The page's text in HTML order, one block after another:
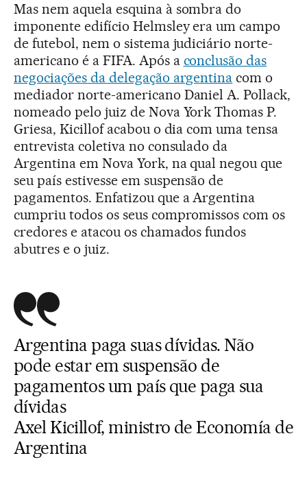
Mas nem aquela esquina à sombra do
imponente edifício Helmsley era um campo
de futebol, nem o sistema judiciário norte-
americano é a FIFA. Após a conclusão das
negociações da delegação argentina com o
mediador norte-americano Daniel A. Pollack,
nomeado pelo juiz de Nova York Thomas P.
Griesa, Kicillof acabou o dia com uma tensa
entrevista coletiva no consulado da
Argentina em Nova York, na qual negou que
seu país estivesse em suspensão de
pagamentos. Enfatizou que a Argentina
cumpriu todos os seus compromissos com os
credores e atacou os chamados fundos
abutres e o juiz.
Argentina paga suas dívidas. Não
pode estar em suspensão de
pagamentos um país que paga sua
dívidas
Axel Kicillof, ministro de Economía de
Argentina